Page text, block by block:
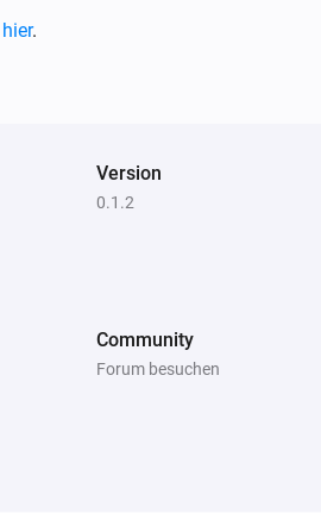
hier.
Version
0.1.2
Community
Forum besuchen